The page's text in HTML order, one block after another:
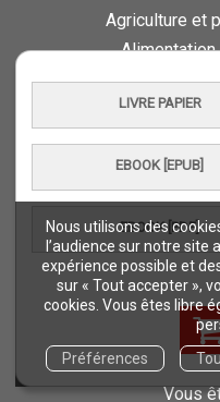
Nous utilisons des
l’audience sur notre site
expérience possible et
sur « Tout accepter »,
cookies. Vous êtes libre
Préférences
LIVRE PAPIER
EBOOK [EPUB]
EBOOK [PDF]
Agriculture et
Alimentation
Élevage et
Forêt
Pêche -
Sciences
Sciences
Vous